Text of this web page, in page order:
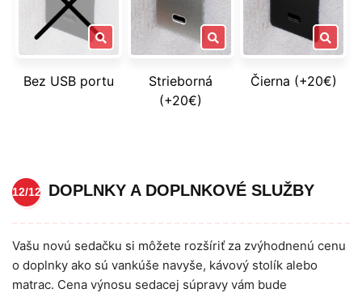
Bez USB portu
Strieborná
(+20€)
Čierna (+20€)
12/12 DOPLNKY A DOPLNKOVÉ SLUŽBY
Vašu novú sedačku si môžete rozšíriť za zvýhodnenú cenu
o doplnky ako sú vankúše navyše, kávový stolík alebo
matrac. Cena výnosu sedacej súpravy vám bude